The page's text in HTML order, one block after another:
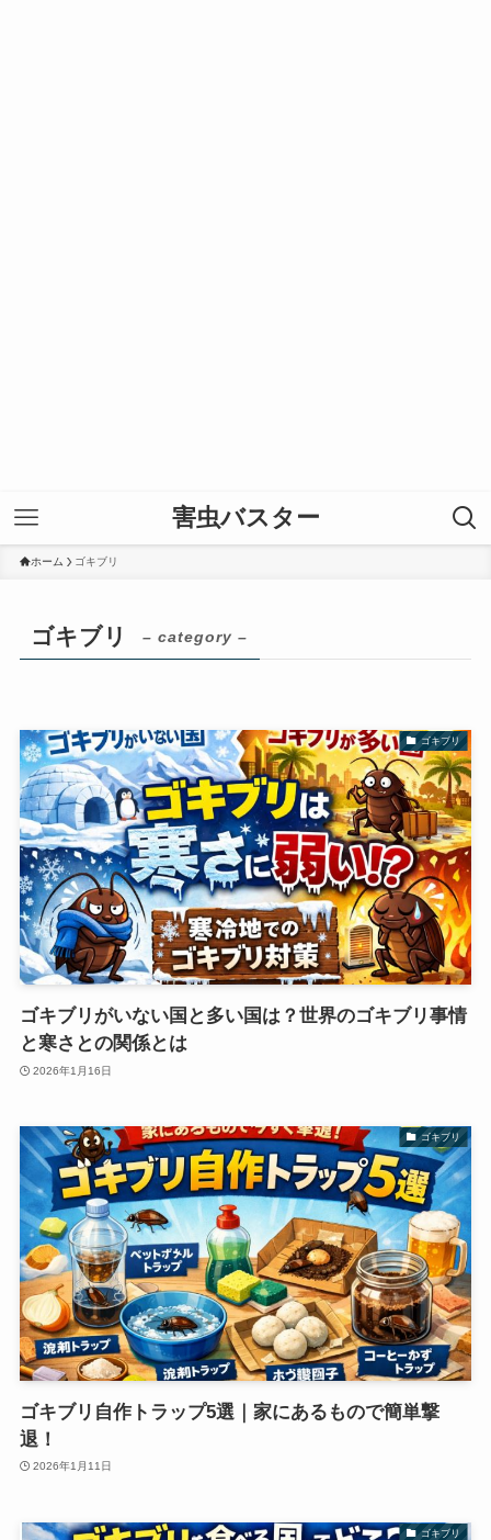
害虫バスター
ホーム ゴキブリ
ゴキブリ – category –
ゴキブリ
ゴキブリがいない国と多い国は？世界のゴキブリ事情
と寒さとの関係とは
2026年1月16日
ゴキブリ
ゴキブリ自作トラップ5選｜家にあるもので簡単撃
退！
2026年1月11日
ゴキブリ